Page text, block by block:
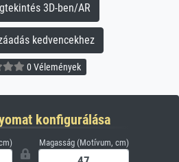
3D-ben/AR
kedvencekhez
0 Vélemények
konfigurálása
Magasság (Motívum, cm)